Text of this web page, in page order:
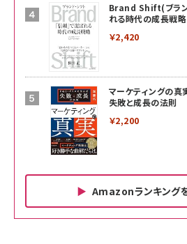
Brand Shift(ブラン
れる時代の成長戦略
￥2,420
マーケティングの
失敗と成長の法則
￥2,200
Amazonランキング